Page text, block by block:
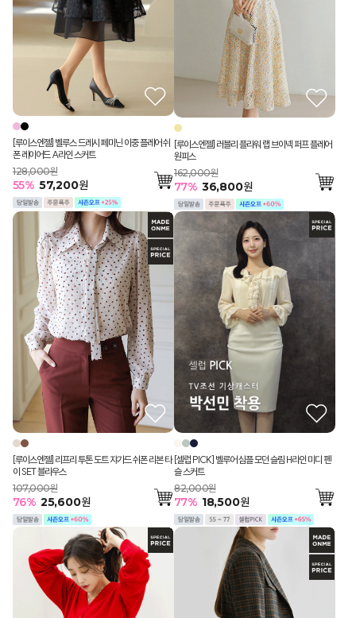
[루이스엔젤] 벨루스 드레시 페미닌 이중 플레어 쉬
폰 레이어드 A라인 스커트
128,000원
55% 57,200원
[루이스엔젤] 러블리 플라워 랩 브이넥 퍼프 플레어
원피스
162,000원
77% 36,800원
[루이스엔젤] 리프리 투톤 도트 쟈가드 쉬폰 리본 타
이 SET 블라우스
107,000원
76% 25,600원
[셀럽 PICK] 벨루어 심플 모던 슬림 H라인 미디 펜
슬 스커트
82,000원
77% 18,500원